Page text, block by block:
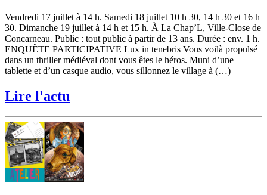
Vendredi 17 juillet à 14 h. Samedi 18 juillet 10 h 30, 14 h 30 et 16 h
30. Dimanche 19 juillet à 14 h et 15 h. À La Chap’L, Ville-Close de
Concarneau. Public : tout public à partir de 13 ans. Durée : env. 1 h.
ENQUÊTE PARTICIPATIVE Lux in tenebris Vous voilà propulsé
dans un thriller médiéval dont vous êtes le héros. Muni d’une
tablette et d’un casque audio, vous sillonnez le village à (…)
Lire l'actu